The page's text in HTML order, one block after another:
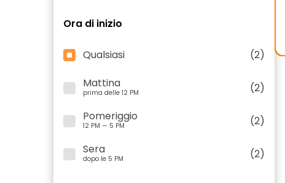
Ora di inizio
Qualsiasi
(2)
Mattina
prima delle 12 PM
(2)
Pomeriggio
12 PM — 5 PM
(2)
Sera
dopo le 5 PM (2)